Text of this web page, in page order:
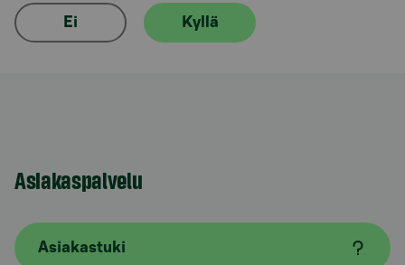
Ei Kyllä
Asiakaspalvelu
Asiakastuki